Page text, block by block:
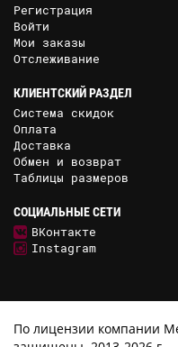
Регистрация
Войти
Мои заказы
Отслеживание
КЛИЕНТСКИЙ РАЗДЕЛ
Система скидок
Оплата
Доставка
Обмен и возврат
Таблицы размеров
СОЦИАЛЬНЫЕ СЕТИ
ВКонтакте
Instagram
По лицензии компании